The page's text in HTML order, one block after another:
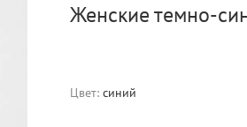
Женские темно-
Цвет: синий